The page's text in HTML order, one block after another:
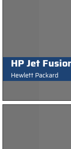
HP Jet
Hewlett Packard